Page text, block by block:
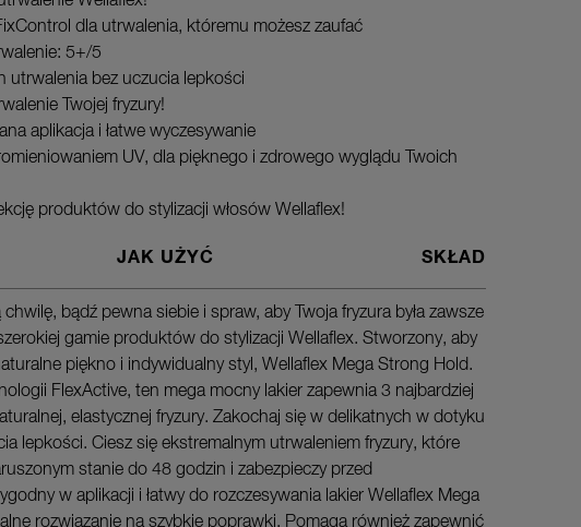
dla utrwalenia, któremu możesz zaufać
5+/5
utrwalenia bez uczucia lepkości
Twojej fryzury!
aplikacja i łatwe wyczesywanie
UV, dla pięknego i zdrowego wyglądu Twoich
produktów do stylizacji włosów Wellaflex!
JAK UŻYĆ SKŁAD
bądź pewna siebie i spraw, aby Twoja fryzura była zawsze
gamie produktów do stylizacji Wellaflex. Stworzony, aby
piękno i indywidualny styl, Wellaflex Mega Strong Hold.
FlexActive, ten mega mocny lakier zapewnia 3 najbardziej
elastycznej fryzury. Zakochaj się w delikatnych w dotyku
lepkości. Ciesz się ekstremalnym utrwaleniem fryzury, które
stanie do 48 godzin i zabezpieczy przed
w aplikacji i łatwy do rozczesywania lakier Wellaflex Mega
rozwiązanie na szybkie poprawki. Pomaga również zapewnić